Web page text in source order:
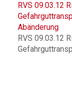
RVS 09.03.12
Abänderung
RVS 09.03.12